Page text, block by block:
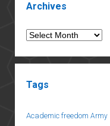
Archives
Archives
Tags
Academic freedom Army